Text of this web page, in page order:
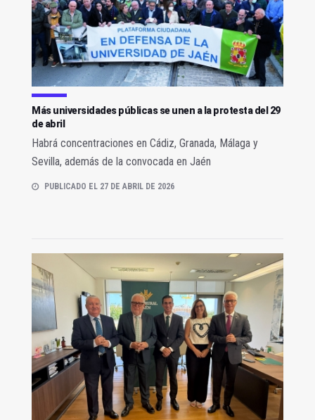
Más universidades públicas se unen a la protesta del 29
de abril
Habrá concentraciones en Cádiz, Granada, Málaga y
Sevilla, además de la convocada en Jaén
PUBLICADO EL 27 DE ABRIL DE 2026